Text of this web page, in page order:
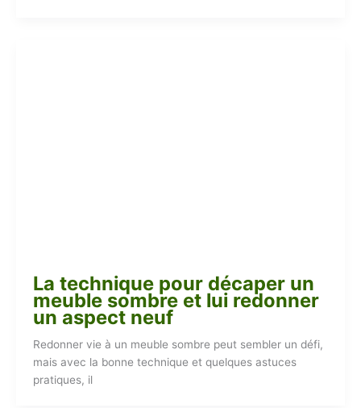
La technique pour décaper un
meuble sombre et lui redonner
un aspect neuf
Redonner vie à un meuble sombre peut sembler un défi,
mais avec la bonne technique et quelques astuces
pratiques, il